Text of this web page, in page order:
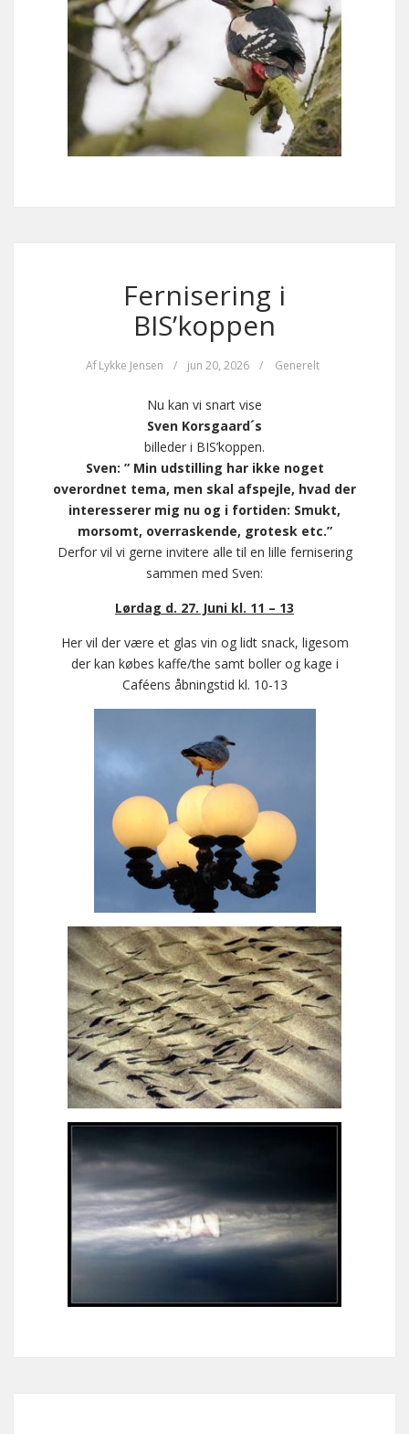
Fernisering i
BIS’koppen
Af Lykke Jensen / jun 20, 2026 / Generelt
Nu kan vi snart vise
Sven Korsgaard´s
billeder i BIS’koppen.
Sven: ” Min udstilling har ikke noget
overordnet tema, men skal afspejle, hvad der
interesserer mig nu og i fortiden: Smukt,
morsomt, overraskende, grotesk etc.”
Derfor vil vi gerne invitere alle til en lille fernisering
sammen med Sven:
Lørdag d. 27. Juni kl. 11 – 13
Her vil der være et glas vin og lidt snack, ligesom
der kan købes kaffe/the samt boller og kage i
Caféens åbningstid kl. 10-13